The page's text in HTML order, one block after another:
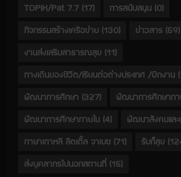
TOPIK/Pat 7.7 (17) การสนับสนุน (0)
กิจกรรมสร้างเครือข่าย (130) ข่าวสาร (59)
งานส่งเสริมสาธารณสุข (11)
ทางเดินของชีวิต/เรียนต่อต่างประเทศ /ฝึกงาน
พัฒนาการศึกษา (327) พัฒนาการศึกษาภ
พัฒนาการศึกษาภายใน (4) พัฒนาสังคมแล
ภาษาเกาหลี ลิตเติ้ล จาเบซ (71) รับก็สุข
ส่งบุคลากรไปนอกสถานที่ (15)